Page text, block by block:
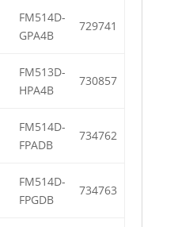
FM514D-
GPA4B
729741
FM513D-
HPA4B
730857
FM514D-
FPADB
734762
FM514D-
FPGDB
734763